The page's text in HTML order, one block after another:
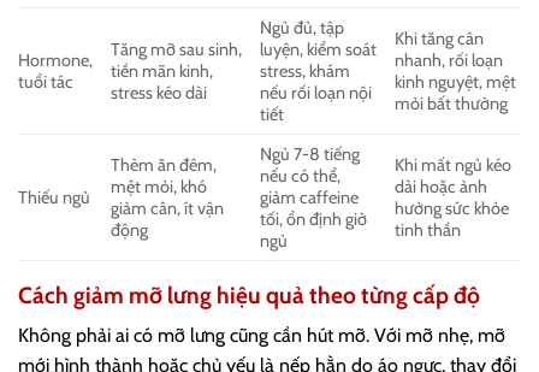
Hormone,
tuổi tác
Tăng mỡ sau sinh,
tiền mãn kinh,
stress kéo dài
Ngủ đủ, tập
luyện, kiểm soát
stress, khám
nếu rối loạn nội
tiết
Khi tăng cân
nhanh, rối loạn
kinh nguyệt, mệt
mỏi bất thường
Thiếu ngủ
Thèm ăn đêm,
mệt mỏi, khó
giảm cân, ít vận
động
Ngủ 7-8 tiếng
nếu có thể,
giảm caffeine
tối, ổn định giờ
ngủ
Khi mất ngủ kéo
dài hoặc ảnh
hưởng sức khỏe
tinh thần
Cách giảm mỡ lưng hiệu quả theo từng cấp độ
Không phải ai có mỡ lưng cũng cần hút mỡ. Với mỡ nhẹ, mỡ
mới hình thành hoặc chủ yếu là nếp hằn do áo ngực, thay đổi